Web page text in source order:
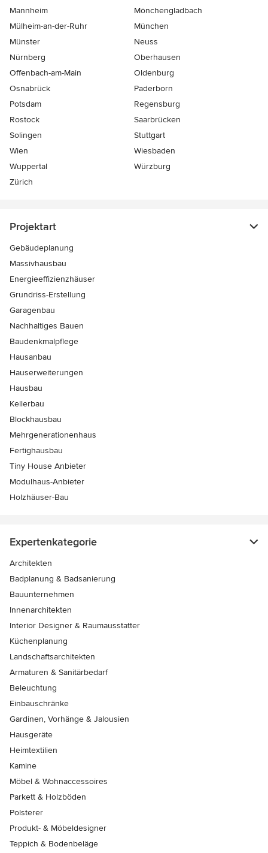
Mannheim
Mönchen­gladbach
Mülheim-an-der-Ruhr
München
Münster
Neuss
Nürnberg
Oberhausen
Offenbach-am-Main
Oldenburg
Osnabrück
Paderborn
Potsdam
Regensburg
Rostock
Saarbrücken
Solingen
Stuttgart
Wien
Wiesbaden
Wuppertal
Würzburg
Zürich
Projektart
Gebäudeplanung
Massivhausbau
Energieeffizienzhäuser
Grundriss-Erstellung
Garagenbau
Nachhaltiges Bauen
Baudenkmalpflege
Hausanbau
Hauserweiterungen
Hausbau
Kellerbau
Blockhausbau
Mehrgenerationenhaus
Fertighausbau
Tiny House Anbieter
Modulhaus-Anbieter
Holzhäuser-Bau
Expertenkategorie
Architekten
Badplanung & Badsanierung
Bauunternehmen
Innenarchitekten
Interior Designer & Raumausstatter
Küchenplanung
Landschaftsarchitekten
Armaturen & Sanitärbedarf
Beleuchtung
Einbauschränke
Gardinen, Vorhänge & Jalousien
Hausgeräte
Heimtextilien
Kamine
Möbel & Wohnaccessoires
Parkett & Holzböden
Polsterer
Produkt- & Möbeldesigner
Teppich & Bodenbeläge